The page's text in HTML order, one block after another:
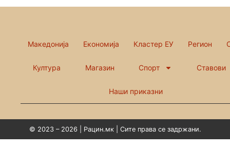
Македонија Економија Кластер ЕУ Регион
Култура Магазин Спорт Ставови
Наши приказни
© 2023 – 2026 | Рацин.мк | Сите права се задржани.